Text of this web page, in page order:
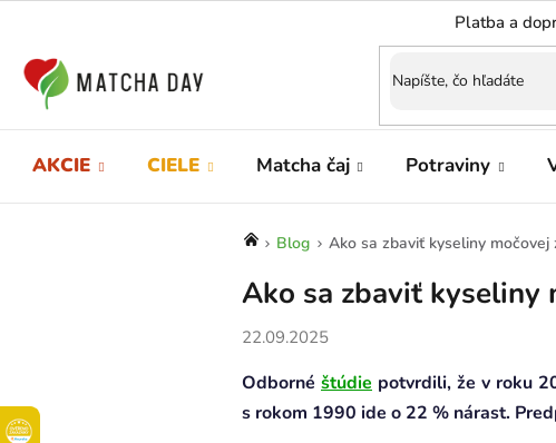
Platba a
AKCIE CIELE Matcha čaj Potraviny
Domov
Blog Ako sa zbaviť kyseliny
Ako sa zbaviť kyseliny
22.09.2025
Odborné štúdie potvrdili, že v roku
s rokom 1990 ide o 22 % nárast.